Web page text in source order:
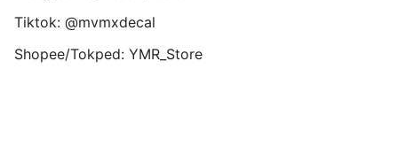
Tiktok: @mvmxdecal
Shopee/Tokped: YMR_Store